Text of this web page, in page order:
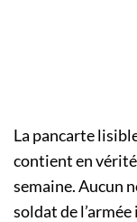
La pancarte
contient en vérité
semaine. Aucun
soldat de